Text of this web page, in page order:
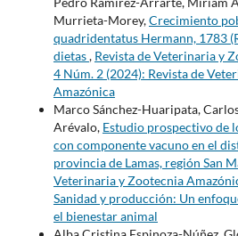
Murrieta-Morey,Crecimiento
quadridentatus Hermann, 1783
dietas, Revista de Veterinaria y
4 Núm. 2 (2024): Revista de
Amazónica
Marco Sánchez-Huaripata,
Arévalo, Estudio prospectivo de
con componente vacuno en el
provincia de Lamas, región San
Veterinaria y Zootecnia
Sanidad y producción: Un
el bienestar animal